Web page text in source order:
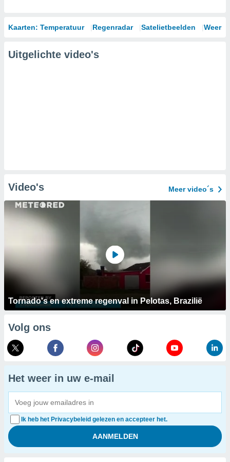
Kaarten: Temperatuur Regenradar Satelietbeelden
Uitgelichte video's
Video's Meer video´s
Tornado's en extreme regenval in Pelotas, Brazilië
Volg ons
Het weer in uw e-mail
Ik heb het Privacybeleid gelezen en accepteer het.